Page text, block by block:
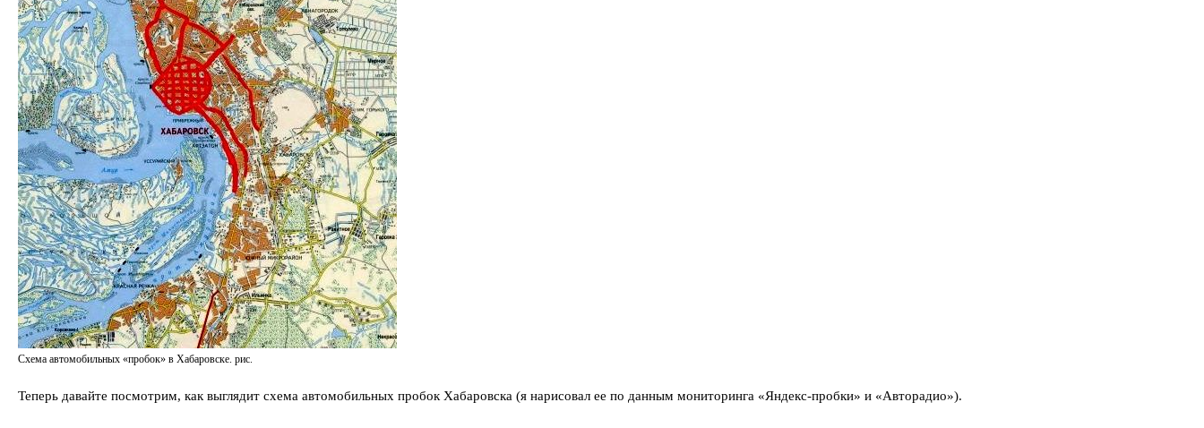
Схема автомобильных «пробок» в Хабаровске. рис.
Теперь давайте посмотрим, как выглядит схема автомобильных пробок Хабаровска (я нарисовал ее по данным мониторинга «Яндекс-пробки» и «Авторадио»).